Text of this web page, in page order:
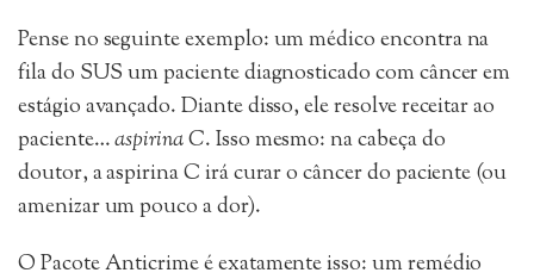
Pense no seguinte exemplo: um médico encontra na
fila do SUS um paciente diagnosticado com câncer em
estágio avançado. Diante disso, ele resolve receitar ao
paciente…aspirina C. Isso mesmo: na cabeça do
doutor, a aspirina C irá curar o câncer do paciente (ou
amenizar um pouco a dor).
O Pacote Anticrime é exatamente isso: um remédio